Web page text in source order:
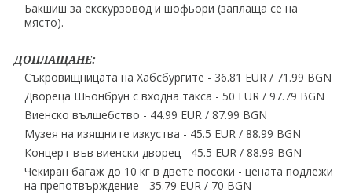
Бакшиш за екскурзовод и шофьори (заплаща се на
място).
ДОПЛАЩАНЕ:
Съкровищницата на Хабсбургите - 36.81 EUR / 71.99 BGN
Двореца Шьонбрун с входна такса - 50 EUR / 97.79 BGN
Виенско вълшебство - 44.99 EUR / 87.99 BGN
Музея на изящните изкуства - 45.5 EUR / 88.99 BGN
Концерт във виенски дворец - 45.5 EUR / 88.99 BGN
Чекиран багаж до 10 кг в двете посоки - цената подлежи
на препотвърждение - 35.79 EUR / 70 BGN